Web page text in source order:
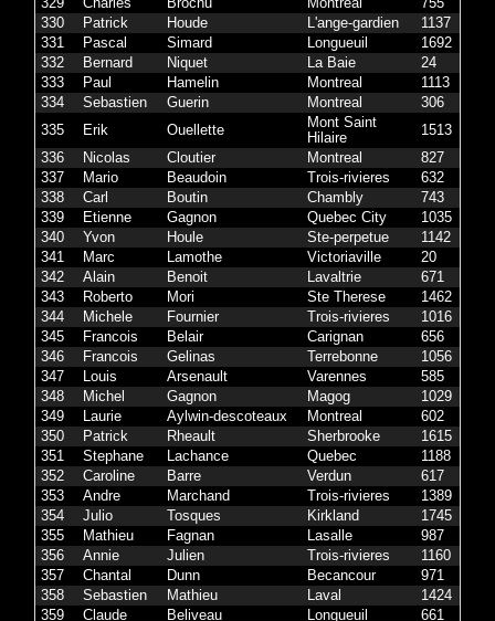
330
Patrick Houde L'ange-gardien 1137
331
Pascal Simard Longueuil 1692
332
Bernard Niquet La Baie 24
333
Paul Hamelin Montreal 1113
334
Sebastien Guerin Montreal 306
335
Erik Ouellette
Mont Saint
Hilaire
1513
336
Nicolas Cloutier Montreal 827
337
Mario Beaudoin Trois-rivieres 632
338
Carl Boutin Chambly 743
339
Etienne Gagnon Quebec City 1035
340
Yvon Houle Ste-perpetue 1142
341
Marc Lamothe Victoriaville 20
342
Alain Benoit Lavaltrie 671
343
Roberto Mori Ste Therese 1462
344
Michele Fournier Trois-rivieres 1016
345
Francois Belair Carignan 656
346
Francois Gelinas Terrebonne 1056
347
Louis Arsenault Varennes 585
348
Michel Gagnon Magog 1029
349
Laurie Aylwin-descoteaux Montreal 602
350
Patrick Rheault Sherbrooke 1615
351
Stephane Lachance Quebec 1188
352
Caroline Barre Verdun 617
353
Andre Marchand Trois-rivieres 1389
354
Julio Tosques Kirkland 1745
355
Mathieu Fagnan Lasalle 987
356
Annie Julien Trois-rivieres 1160
357
Chantal Dunn Becancour 971
358
Sebastien Mathieu Laval 1424
359
Claude Beliveau Longueuil 661